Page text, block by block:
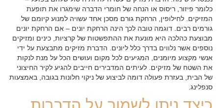
כלומר פיזור, ריסוס או הנחה של חומרי הדברה שימגרו את תופעת
המזיקים. לחילופין, הרחקת גורם מסכן אחד עשויה למנוע קיומם של
גורמים רבים. דוגמה טובה לכך הינה הרחקת יונים – אם הרחקת יונים
מבוצעת כהלכה היא מונעת את ההתפשטות של קרציות, כינים ומזיקים
נוספים אשר נלווים בדרך כלל ליונים. הדברת מזיקים מתבצעת על ידי
אנשי מקצוע מיומנים, המגיעים לכל מקום ועושים הכל על מנת לנקות
את השטח של מזיקים. לעיתים המדבירים חייבים להגיע לקיר החיצוני
של הבית, בעזרת פעולה דומה לביצוע של ניקוי חלונות בגובה, באמצעות
סנפלינג.